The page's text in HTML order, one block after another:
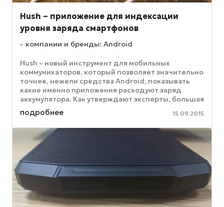
Hush – приложение для индексации
уровня заряда смартфонов
компании и бренды: Android
Hush – новый инструмент для мобильных
коммуникаторов, который позволяет значительно
точнее, нежели средства Android, показывать
какие именно приложения расходуют заряд
аккумулятора. Как утверждают эксперты, большая
часть заряда аккумулятора ...
подробнее 15.09.2015